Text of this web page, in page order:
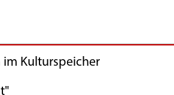
Kulturspeicher